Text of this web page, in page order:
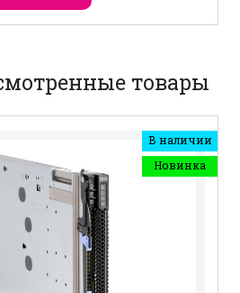
товары
В наличии
Новинка